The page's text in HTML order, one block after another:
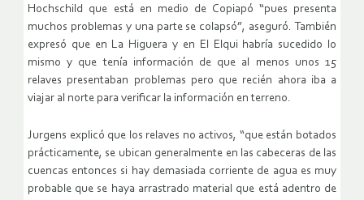
Hochschild que está en medio de Copiapó “pues presenta
muchos problemas y una parte se colapsó”, aseguró. También
expresó que en La Higuera y en El Elqui habría sucedido lo
mismo y que tenía información de que al menos unos 15
relaves presentaban problemas pero que recién ahora iba a
viajar al norte para verificar la información en terreno.
Jurgens explicó que los relaves no activos, “que están botados
prácticamente, se ubican generalmente en las cabeceras de las
cuencas entonces si hay demasiada corriente de agua es muy
probable que se haya arrastrado material que está adentro de